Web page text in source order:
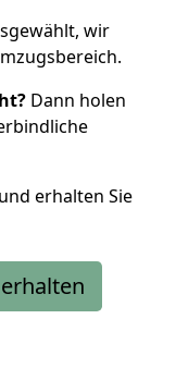
wir
Dann holen
erhalten Sie